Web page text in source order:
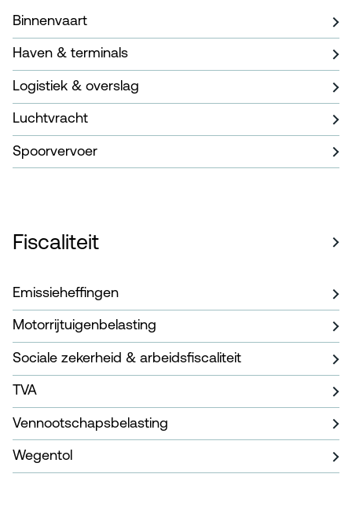
Binnenvaart
Haven & terminals
Logistiek & overslag
Luchtvracht
Spoorvervoer
Fiscaliteit
Emissieheffingen
Motorrijtuigenbelasting
Sociale zekerheid & arbeidsfiscaliteit
TVA
Vennootschapsbelasting
Wegentol